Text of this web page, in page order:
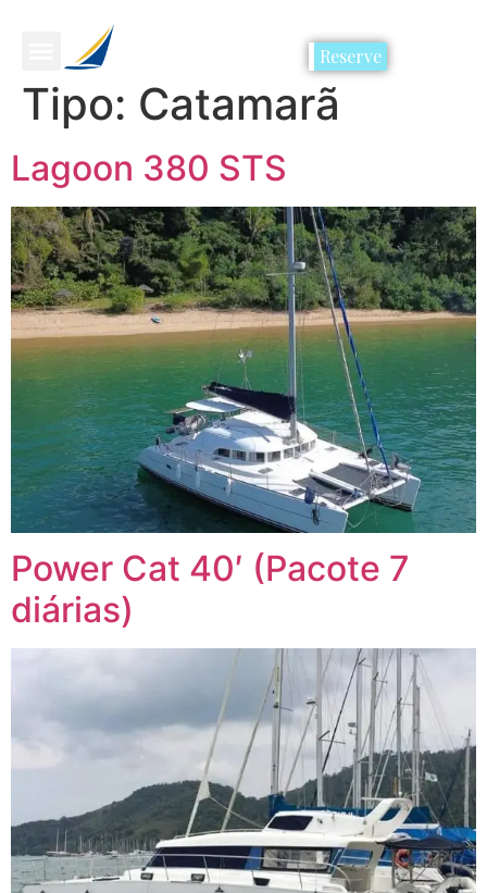
Reserve
Tipo: Catamarã
Lagoon 380 STS
Power Cat 40′ (Pacote 7
diárias)